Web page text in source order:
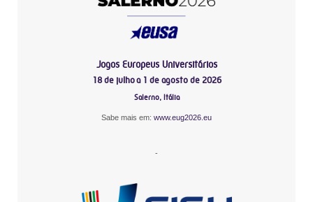
Jogos Europeus Universitários
18 de julho a 1 de agosto de 2026
Salerno, Itália
Sabe mais em: www.eug2026.eu
-